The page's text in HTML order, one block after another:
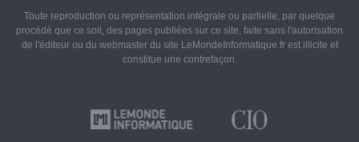
Toute reproduction ou représentation intégrale ou partielle, par quelque
procédé que ce soit, des pages publiées sur ce site, faite sans l'autorisation
de l'éditeur ou du webmaster du site LeMondeInformatique.fr est illicite et
constitue une contrefaçon.